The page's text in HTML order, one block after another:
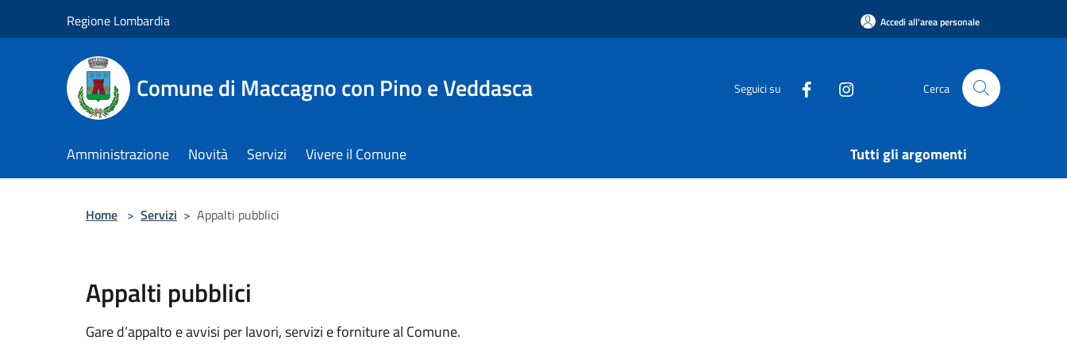
Regione Lombardia Accedi all'area personale
Comune di Maccagno con Pino e Veddasca Seguici su Cerca
Amministrazione Novità Servizi Vivere il Comune Tutti gli argomenti
Home > Servizi > Appalti pubblici
Appalti pubblici
Gare d’appalto e avvisi per lavori, servizi e forniture al Comune.